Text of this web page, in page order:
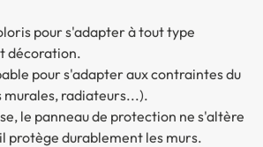
pour s'adapter à tout type
décoration.
pour s'adapter aux contraintes du
radiateurs...).
le panneau de protection ne s'altère
protège durablement les murs.